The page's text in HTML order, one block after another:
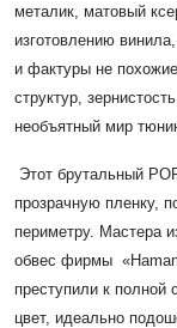
металик, матовый
изготовлению
и фактуры не похожие
структур,
необъятный мир
Этот брутальный
прозрачную пленку,
периметру. Мастера
обвес фирмы
преступили к полной
цвет, идеально